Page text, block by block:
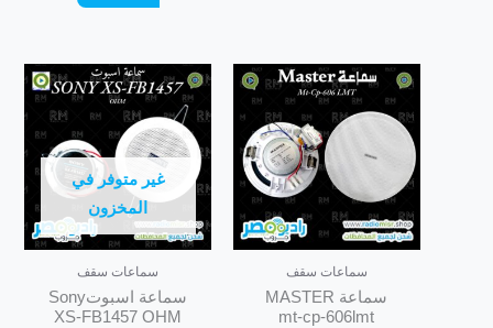
سماعات سقف
سماعة MASTER
mt-cp-606lmt
غير متوفر في
المخزون
سماعات سقف
سماعة اسبوتSony
XS-FB1457 OHM